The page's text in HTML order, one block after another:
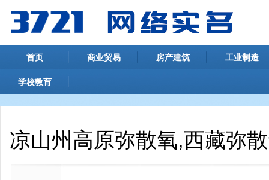
首页 商业贸易 房产建筑 工业制造
学校教育
凉山州高原弥散氧,西藏弥